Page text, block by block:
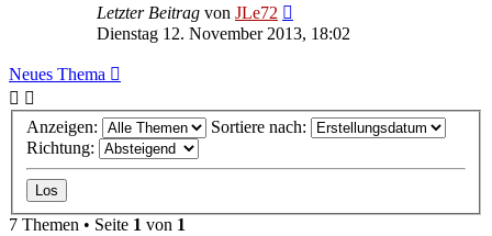
Letzter Beitrag von JLe72
Dienstag 12. November 2013, 18:02
Neues Thema
Anzeigen:
Sortiere nach:
Richtung:
7 Themen • Seite 1 von 1